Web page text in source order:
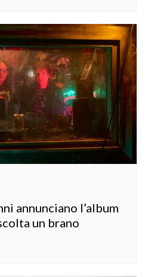
annunciano l’album
un brano